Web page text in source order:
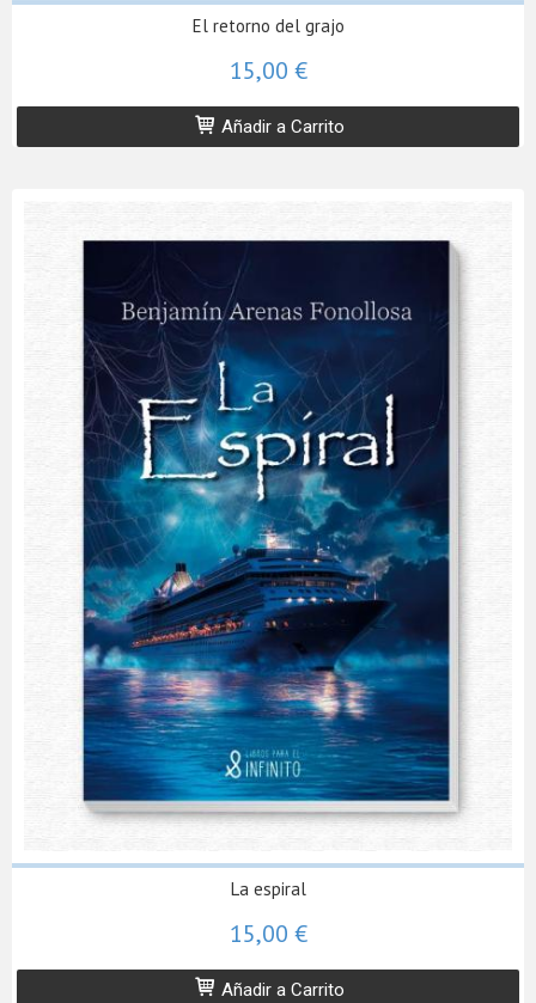
El retorno del grajo
15,00 €
Añadir a Carrito
La espiral
15,00 €
Añadir a Carrito